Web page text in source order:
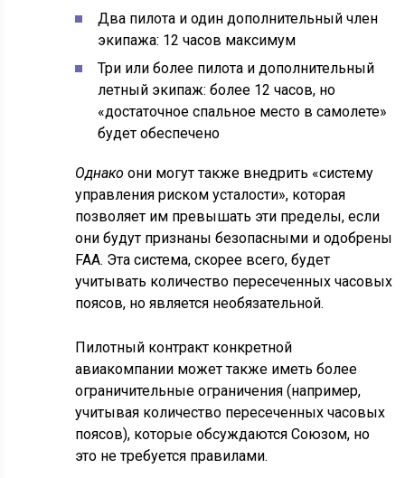
Два пилота и один дополнительный член
экипажа: 12 часов максимум
Три или более пилота и дополнительный
летный экипаж: более 12 часов, но
«достаточное спальное место в самолете»
будет обеспечено
Однакоони могут также внедрить «систему
управления риском усталости», которая
позволяет им превышать эти пределы, если
они будут признаны безопасными и одобрены
FAA. Эта система, скорее всего, будет
учитывать количество пересеченных часовых
поясов, но является необязательной.
Пилотный контракт конкретной
авиакомпании может также иметь более
ограничительные ограничения (например,
учитывая количество пересеченных часовых
поясов), которые обсуждаются Союзом, но
это не требуется правилами.